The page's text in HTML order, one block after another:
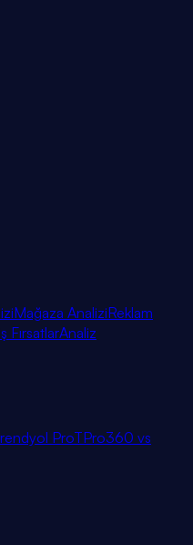
Mağaza AnaliziReklam
FırsatlarAnaliz
ProTPro360 vs